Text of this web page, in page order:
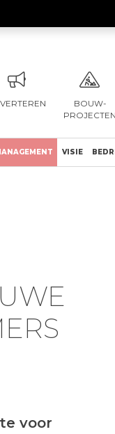
BOUW-
PROJECTEN
VISIE
voor